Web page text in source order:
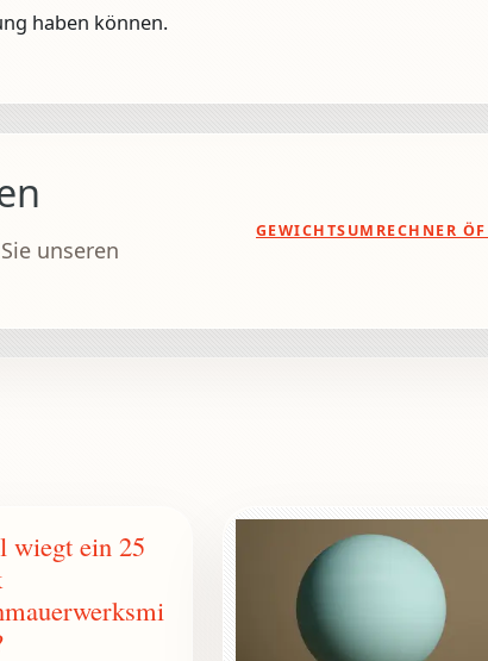
haben können.
unseren
GEWICHTSUMRECHNER
wiegt ein 25